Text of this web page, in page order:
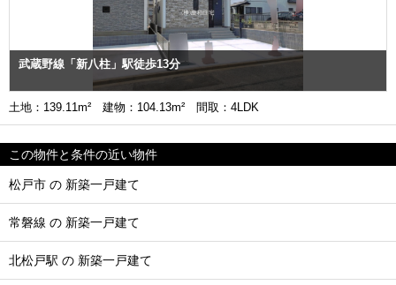
武蔵野線「新八柱」駅徒歩13分
土地：139.11m² 建物：104.13m² 間取：4LDK
この物件と条件の近い物件
松戸市 の 新築一戸建て
常磐線 の 新築一戸建て
北松戸駅 の 新築一戸建て